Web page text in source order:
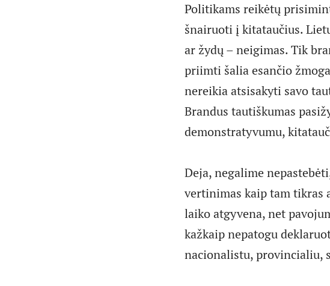
Politikams reikėtų
šnairuoti į kitataučius.
ar žydų – neigimas. Tik
priimti šalia esančio
nereikia atsisakyti savo
Brandus tautiškumas
demonstratyvumu,
Deja, negalime
vertinimas kaip tam tikras
laiko atgyvena, net
kažkaip nepatogu
nacionalistu, provincialiu,